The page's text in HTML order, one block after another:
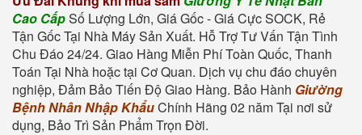
Cao CấpSố Lượng Lớn, Giá Gốc - Giá Cực SOCK, Rẻ
Tận Gốc Tại Nhà Máy Sản Xuất. Hỗ Trợ Tư Vấn Tận Tình
Chu Đáo 24/24. Giao Hàng Miễn Phí Toàn Quốc, Thanh
Toán Tại Nhà hoặc tại Cơ Quan. Dịch vụ chu đáo chuyên
nghiệp, Đảm Bảo Tiến Độ Giao Hàng. Bảo Hành Giường
Bệnh Nhân Nhập KhẩuChính Hãng 02 năm Tại nơi sử
dụng, Bảo Trì Sản Phẩm Trọn Đời.